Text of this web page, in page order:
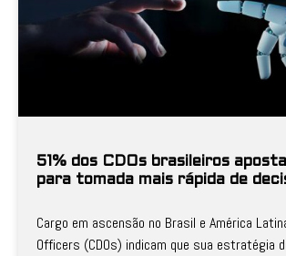
51% dos CDOs brasileiros
para tomada mais rápida de
Cargo em ascensão no Brasil e América
Officers (CDOs) indicam que sua estratégia